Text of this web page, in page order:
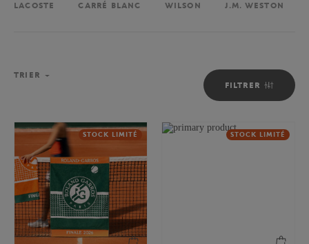
LACOSTE CARRÉ BLANC WILSON J.M. WESTON
FILTRER
TRIER
STOCK LIMITÉ STOCK LIMITÉ